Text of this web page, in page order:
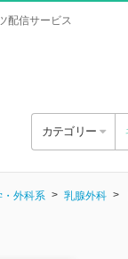
配信サービス
カテゴリー
・外科系 乳腺外科